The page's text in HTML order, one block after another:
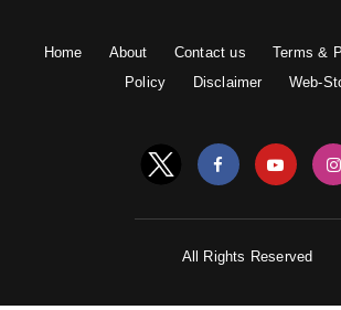
Home About Contact us Terms &
Policy
Disclaimer Web-
All Rights Reserved